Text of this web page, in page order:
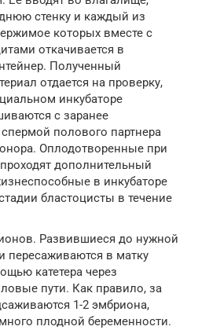
стенку и каждый из
которых вместе с
откачивается в
Полученный
отдается на проверку,
инкубаторе
с заранее
полового партнера
Оплодотворенные при
дополнительный
в инкубаторе
бластоцисты в течение
Развившиеся до нужной
пересаживаются в матку
катетера через
пути. Как правило, за
1-2 эмбриона,
плодной беременности.